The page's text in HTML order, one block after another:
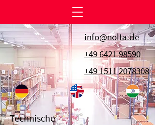
info@nolta.de
+49 6421 98590
+49 1511 2078308
Technische